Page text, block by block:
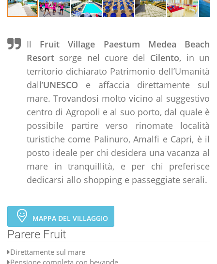
Il Fruit Village Paestum
Medea Beach
Resort sorge nel cuore del Cilento, in un
territorio dichiarato Patrimonio dell’Umanità
dall’UNESCO e affaccia direttamente sul
mare. Trovandosi molto vicino al suggestivo
centro di Agropoli e al suo porto, dal quale è
possibile partire verso rinomate località
turistiche come Palinuro, Amalfi e Capri, è il
posto ideale per chi desidera una vacanza al
mare in tranquillità, e per chi preferisce
dedicarsi allo shopping e passeggiate serali.
MAPPA DEL VILLAGGIO
Parere Fruit
Direttamente sul mare
Pensione completa con bevande